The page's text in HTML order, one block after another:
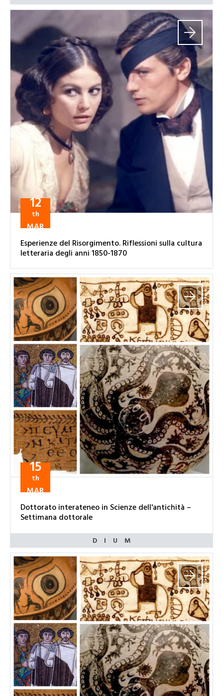
12
th
MAR
Esperienze del Risorgimento. Riflessioni sulla cultura
letteraria degli anni 1850-1870
15
th
MAR
Dottorato interateneo in Scienze dell'antichità –
Settimana dottorale